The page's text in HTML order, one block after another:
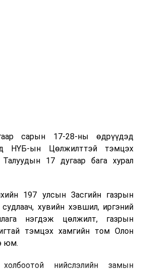
төслийн хоёрдугаар шугамыг
Франц Улсын ПОМА группийн
гурван улсыг дамнасан "Цайны
сарын 17-28-ны өдрүүдэд
НҮБ-ын Цөлжилттэй тэмцэх
17 дугаар бага хурал
197 улсын Засгийн газрын
хувийн хэвшил, иргэний
нэгдэж цөлжилт, газрын
тэмцэх хамгийн том Олон
юм.
нийслэлийн замын